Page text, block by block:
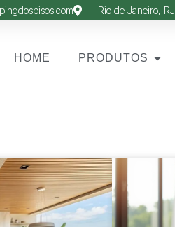
Rio de Janeiro, RJ
HOME PRODUTOS